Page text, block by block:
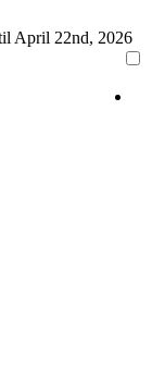
April 22nd, 2026